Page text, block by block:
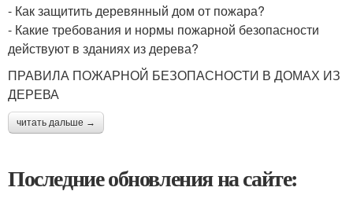
- Как защитить деревянный дом от пожара?
- Какие требования и нормы пожарной безопасности
действуют в зданиях из дерева?
ПРАВИЛА ПОЖАРНОЙ БЕЗОПАСНОСТИ В ДОМАХ ИЗ
ДЕРЕВА
читать дальше →
Последние обновления на сайте: